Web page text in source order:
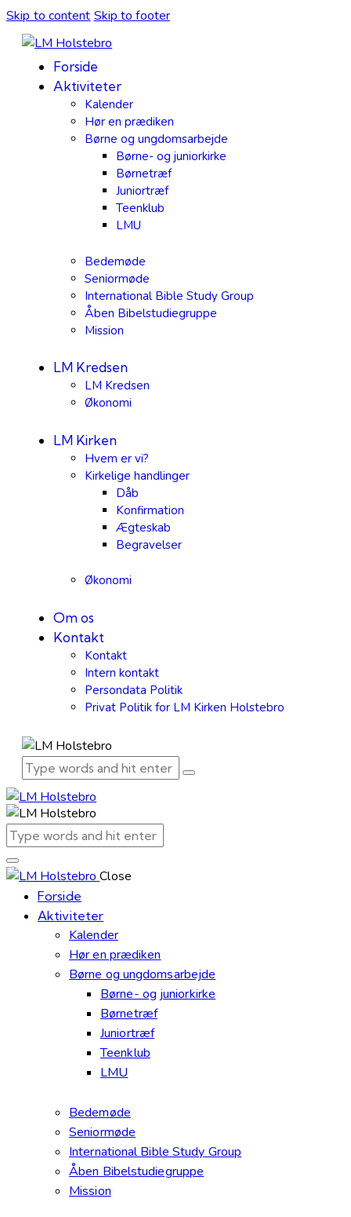
Skip to content Skip to footer
Forside
Aktiviteter
Kalender
Hør en prædiken
Børne og ungdomsarbejde
Børne- og juniorkirke
Børnetræf
Juniortræf
Teenklub
LMU
Bedemøde
Seniormøde
International Bible Study Group
Åben Bibelstudiegruppe
Mission
LM Kredsen
LM Kredsen
Økonomi
LM Kirken
Hvem er vi?
Kirkelige handlinger
Dåb
Konfirmation
Ægteskab
Begravelser
Økonomi
Om os
Kontakt
Kontakt
Intern kontakt
Persondata Politik
Privat Politik for LM Kirken Holstebro
Close
Forside
Aktiviteter
Kalender
Hør en prædiken
Børne og ungdomsarbejde
Børne- og juniorkirke
Børnetræf
Juniortræf
Teenklub
LMU
Bedemøde
Seniormøde
International Bible Study Group
Åben Bibelstudiegruppe
Mission